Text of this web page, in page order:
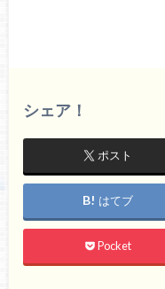
シェア！
ポスト
はてブ
Pocket